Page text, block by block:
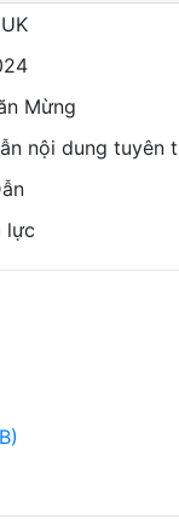
Mừng
nội dung tuyên
lực